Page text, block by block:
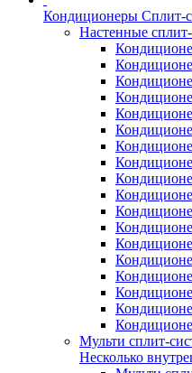
Кондиционеры Сплит-
Настенные
Мульти сплит-
Несколько